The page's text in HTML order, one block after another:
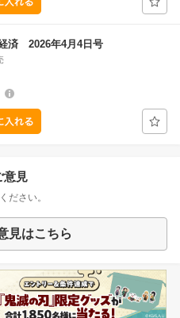
済 2026年4月4日号
意見
ださい。
見はこちら